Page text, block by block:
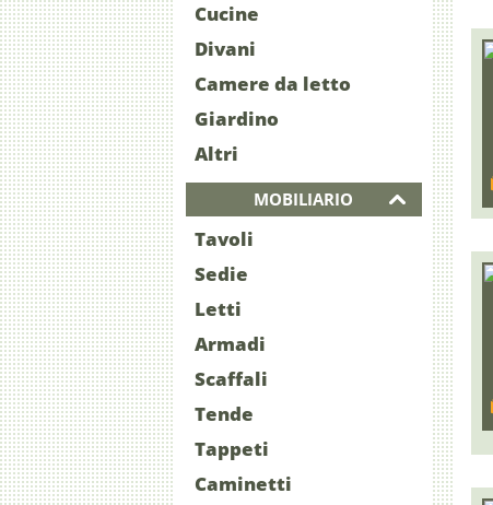
Cucine
Divani
Camere da letto
Giardino
Altri
MOBILIARIO
Tavoli
Sedie
Letti
Armadi
Scaffali
Tende
Tappeti
Caminetti